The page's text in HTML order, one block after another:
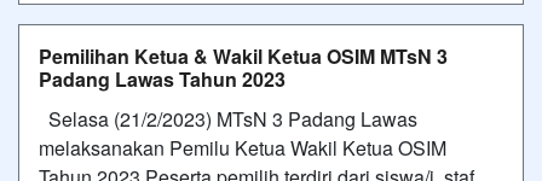
Pemilihan Ketua & Wakil Ketua OSIM MTsN 3
Padang Lawas Tahun 2023
Selasa (21/2/2023) MTsN 3 Padang Lawas
melaksanakan Pemilu Ketua Wakil Ketua OSIM